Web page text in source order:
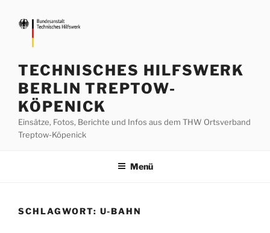
Inhalt
springen
TECHNISCHES HILFSWERK
BERLIN TREPTOW-
KÖPENICK
Einsätze, Fotos, Berichte und Infos aus dem THW Ortsverband
Treptow-Köpenick
Menü
SCHLAGWORT: U-BAHN